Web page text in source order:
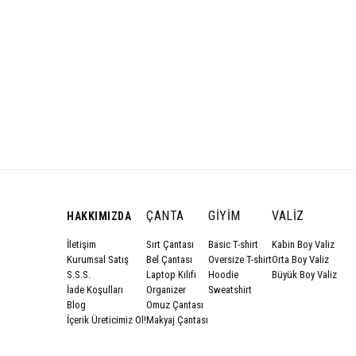
HAKKIMIZDA
İletişim
Kurumsal Satış
S.S.S.
İade Koşulları
Blog
İçerik Üreticimiz Ol!
ÇANTA
Sırt Çantası
Bel Çantası
Laptop Kılıfı
Organizer
Omuz Çantası
Makyaj Çantası
GIYIM
Basic T-shirt
Oversize T-shirt
Hoodie
Sweatshirt
VALIZ
Kabin Boy Valiz
Orta Boy Valiz
Büyük Boy Valiz